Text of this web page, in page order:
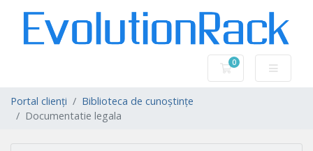
0
Coș de
Portal clienți
Biblioteca de cunoștințe
Documentatie legala